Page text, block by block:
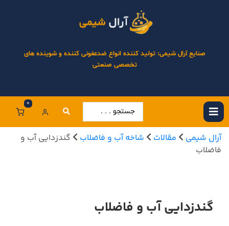
صنایع آرال شیمی: تولید کننده انواع ضدعفونی کننده و شوینده های
تخصصی صنعتی
0
آرال شیمی مقالات شاخه آب و فاضلاب
گندزدایی آب و
فاضلاب
گندزدایی آب و فاضلاب